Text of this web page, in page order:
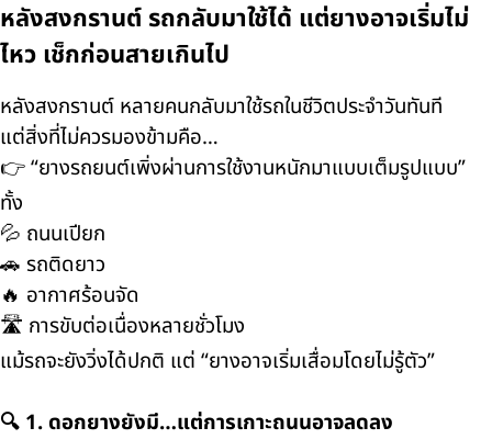
หลังสงกรานต์ รถกลับมาใช้ได้ แต่ยางอาจเริ่มไม่
ไหว เช็กก่อนสายเกินไป
หลังสงกรานต์ หลายคนกลับมาใช้รถในชีวิตประจำวันทันที
แต่สิ่งที่ไม่ควรมองข้ามคือ…
👉 “ยางรถยนต์เพิ่งผ่านการใช้งานหนักมาแบบเต็มรูปแบบ”
ทั้ง
💦 ถนนเปียก
🚗 รถติดยาว
🔥 อากาศร้อนจัด
🛣️ การขับต่อเนื่องหลายชั่วโมง
แม้รถจะยังวิ่งได้ปกติ แต่ “ยางอาจเริ่มเสื่อมโดยไม่รู้ตัว”
🔍 1. ดอกยางยังมี…แต่การเกาะถนนอาจลดลง